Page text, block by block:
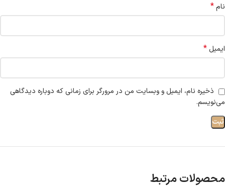
نام*
ایمیل *
ذخیره نام، ایمیل و وبسایت من در مرورگر برای زمانی که دوباره دیدگاهی
می‌نویسم.
محصولات مرتبط